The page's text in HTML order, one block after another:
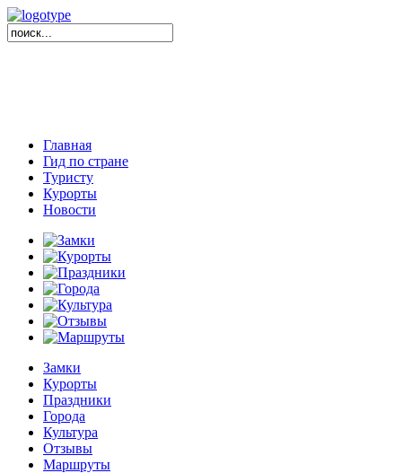
Главная
Гид по стране
Туристу
Курорты
Новости
Замки
Курорты
Праздники
Города
Культура
Отзывы
Маршруты